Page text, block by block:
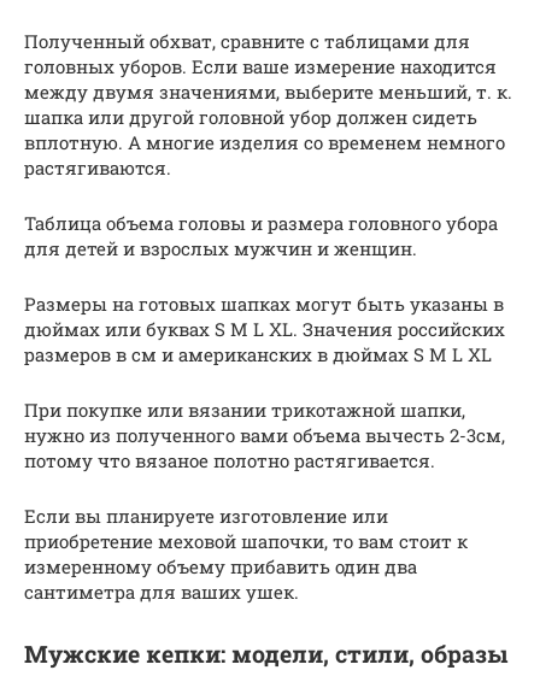
Полученный обхват, сравните с таблицами для
головных уборов. Если ваше измерение находится
между двумя значениями, выберите меньший, т. к.
шапка или другой головной убор должен сидеть
вплотную. А многие изделия со временем немного
растягиваются.
Таблица объема головы и размера головного убора
для детей и взрослых мужчин и женщин.
Размеры на готовых шапках могут быть указаны в
дюймах или буквах S M L XL. Значения российских
размеров в см и американских в дюймах S M L XL
При покупке или вязании трикотажной шапки,
нужно из полученного вами объема вычесть 2-3см,
потому что вязаное полотно растягивается.
Если вы планируете изготовление или
приобретение меховой шапочки, то вам стоит к
измеренному объему прибавить один два
сантиметра для ваших ушек.
Мужские кепки: модели, стили, образы